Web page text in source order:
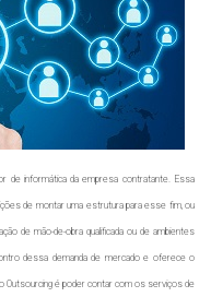
de informática da empresa contratante. Essa
de montar uma estrutura para esse fim, ou
de mão-de-obra qualificada ou de ambientes
dessa demanda de mercado e oferece o
Outsourcing é poder contar com os serviços de